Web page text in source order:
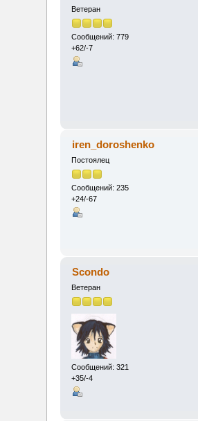
Ветеран
Сообщений: 779
+62/-7
iren_doroshenko
Постоялец
Сообщений: 235
+24/-67
Scondo
Ветеран
Сообщений: 321
+35/-4